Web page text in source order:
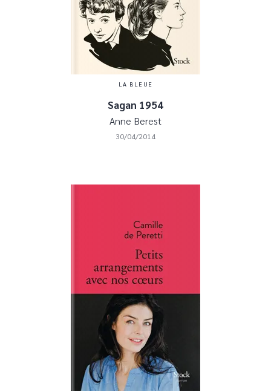
LA BLEUE
Sagan 1954
Anne Berest
30/04/2014